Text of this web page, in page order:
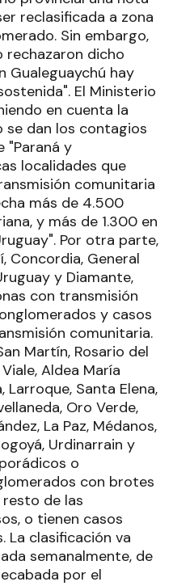
reclasificada a zona
Sin embargo,
rechazaron dicho
Gualeguaychú hay
El Ministerio
en cuenta la
dan los contagios
"Paraná y
localidades que
comunitaria
más de 4.500
y más de 1.300 en
Por otra parte,
Concordia, General
y Diamante,
con transmisión
y casos
comunitaria.
Martín, Rosario del
Aldea María
Larroque, Santa Elena,
Oro Verde,
La Paz, Médanos,
Urdinarrain y
o
con brotes
de las
o tienen casos
La clasificación va
semanalmente, de
por el